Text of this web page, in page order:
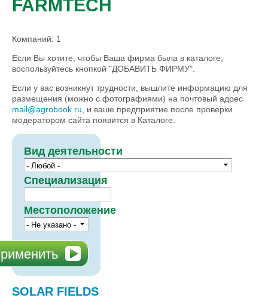
FARMTECH
Компаний: 1
Если Вы хотите, чтобы Ваша фирма была в каталоге,
воспользуйтесь кнопкой "ДОБАВИТЬ ФИРМУ".
Если у вас возникнут трудности, вышлите информацию для
размещения (можно с фотографиями) на почтовый адрес
mail@agrobook.ru , и ваше предприятие после проверки
модератором сайта появится в Каталоге.
Вид деятельности
Специализация
Местоположение
SOLAR FIELDS